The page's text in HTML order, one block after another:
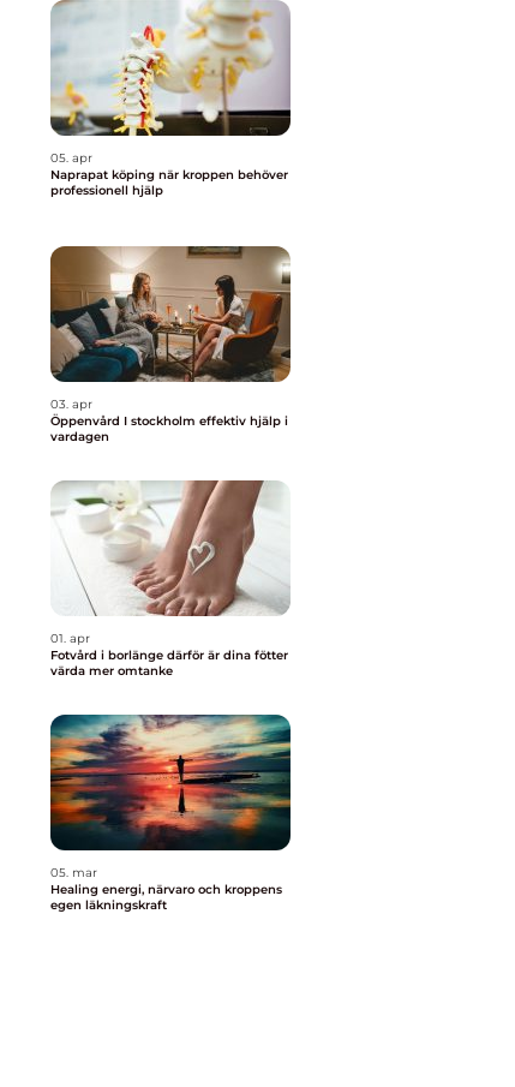
05. apr
Naprapat köping när kroppen behöver
professionell hjälp
03. apr
Öppenvård I stockholm effektiv hjälp i
vardagen
01. apr
Fotvård i borlänge därför är dina fötter
värda mer omtanke
05. mar
Healing energi, närvaro och kroppens
egen läkningskraft